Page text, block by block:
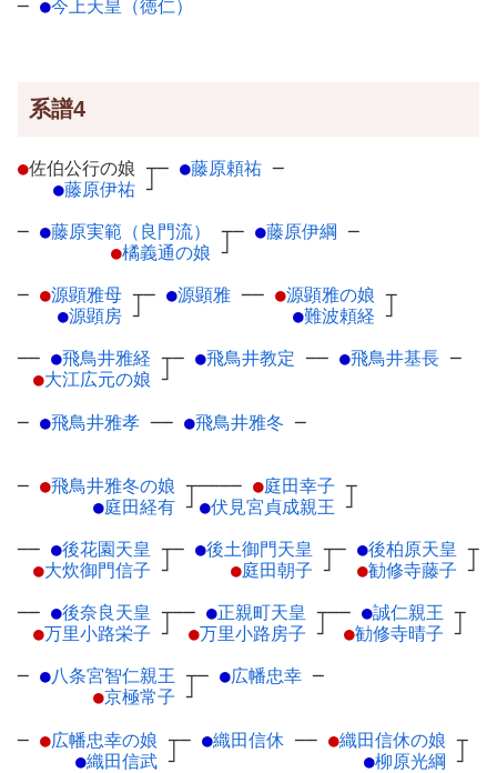
─ ●今上天皇（徳仁）
系譜4
●佐伯公行の娘 ┬
●藤原伊祐 ┘
─ ●藤原頼祐 ─
─ ●藤原実範（良門流）
┬
●橘義通の娘 ┘
─ ●藤原伊綱 ─
─ ●源顕雅母 ┬
●源顕房 ┘
─ ●源顕雅 ── ●源顕雅の娘 ┬
●難波頼経 ┘
── ●飛鳥井雅経 ┬
●大江広元の娘 ┘
─ ●飛鳥井教定 ── ●飛鳥井基長 ─
─ ●飛鳥井雅孝 ── ●飛鳥井雅冬 ─
─ ●飛鳥井雅冬の娘 ┬
●庭田経有 ┘
──── ●庭田幸子 ┬
●伏見宮貞成親王 ┘
── ●後花園天皇 ┬
●大炊御門信子 ┘
─ ●後土御門天皇 ┬
●庭田朝子 ┘
─ ●後柏原天皇 ┬
●勧修寺藤子 ┘
── ●後奈良天皇 ┬
●万里小路栄子 ┘
── ●正親町天皇 ┬
●万里小路房子 ┘
── ●誠仁親王 ┬
●勧修寺晴子 ┘
─ ●八条宮智仁親王 ┬
●京極常子 ┘
─ ●広幡忠幸 ─
─ ●広幡忠幸の娘 ┬
●織田信武 ┘
─ ●織田信休 ── ●織田信休の娘 ┬
●柳原光綱 ┘